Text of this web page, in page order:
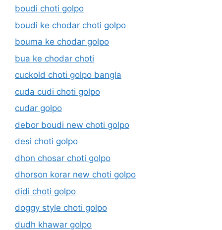
boudi choti golpo
boudi ke chodar choti golpo
bouma ke chodar golpo
bua ke chodar choti
cuckold choti golpo bangla
cuda cudi choti golpo
cudar golpo
debor boudi new choti golpo
desi choti golpo
dhon chosar choti golpo
dhorson korar new choti golpo
didi choti golpo
doggy style choti golpo
dudh khawar golpo